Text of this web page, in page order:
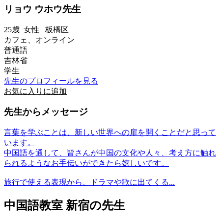
リョウ ウホウ先生
25歳 女性 板橋区
カフェ、オンライン
普通語
吉林省
学生
先生のプロフィールを見る
お気に入りに追加
先生からメッセージ
言葉を学ぶことは、新しい世界への扉を開くことだと思って
います。
中国語を通して、皆さんが中国の文化や人々、考え方に触れ
られるようなお手伝いができたら嬉しいです。
旅行で使える表現から、ドラマや歌に出てくる...
中国語教室 新宿の先生